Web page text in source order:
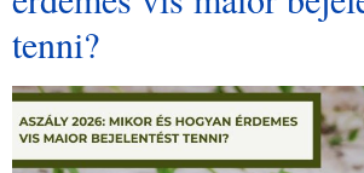
tenni?